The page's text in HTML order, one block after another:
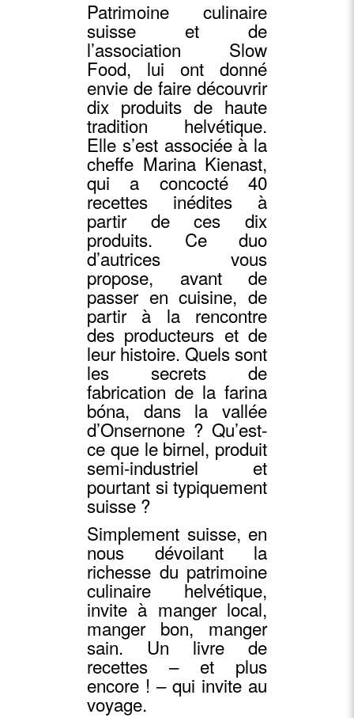
Patrimoine culinaire
suisse et de
l’association Slow
Food, lui ont donné
envie de faire découvrir
dix produits de haute
tradition helvétique.
Elle s’est associée à la
cheffe Marina Kienast,
qui a concocté 40
recettes inédites à
partir de ces dix
produits. Ce duo
d’autrices vous
propose, avant de
passer en cuisine, de
partir à la rencontre
des producteurs et de
leur histoire. Quels sont
les secrets de
fabrication de la farina
bóna, dans la vallée
d’Onsernone ? Qu’est-
ce que le birnel, produit
semi-industriel et
pourtant si typiquement
suisse ?
Simplement suisse, en
nous dévoilant la
richesse du patrimoine
culinaire helvétique,
invite à manger local,
manger bon, manger
sain. Un livre de
recettes – et plus
encore ! – qui invite au
voyage.